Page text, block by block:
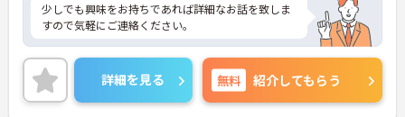
少しでも興味をお持ちであれば詳細なお話を致しま
すので気軽にご連絡ください。
詳細を見る 無料 紹介してもらう